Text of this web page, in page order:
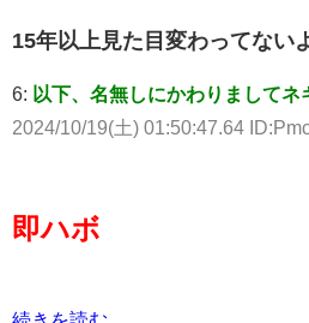
15年以上見た目変わってない
6: 以下、名無しにかわりましてネ
2024/10/19(土) 01:50:47.64
即ハボ